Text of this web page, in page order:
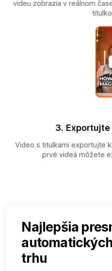
videu zobrazia v reálnom
3.
Video s titulkami exportujte
prvé videá môžete
Najlepšia
trhu